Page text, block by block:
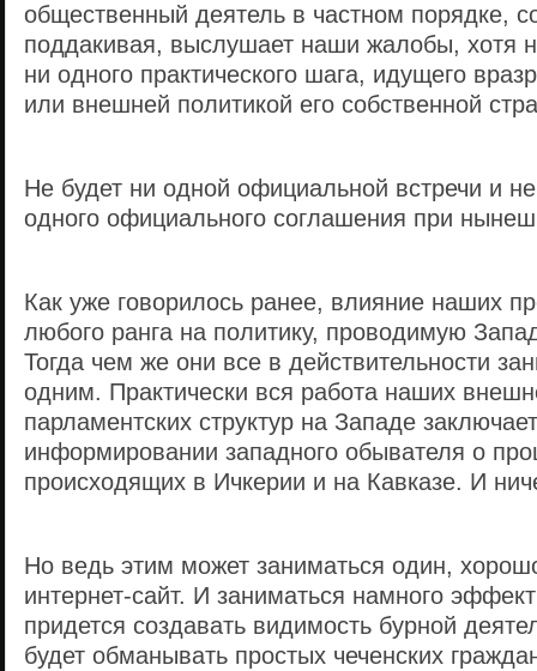
общественный деятель в частном порядке,
поддакивая, выслушает наши жалобы, хотя
ни одного практического шага, идущего
или внешней политикой его собственной
Не будет ни одной официальной встречи и
одного официального соглашения при
Как уже говорилось ранее, влияние наших
любого ранга на политику, проводимую
Тогда чем же они все в действительности
одним. Практически вся работа наших
парламентских структур на Западе
информировании западного обывателя о
происходящих в Ичкерии и на Кавказе. И
Но ведь этим может заниматься один,
интернет-сайт. И заниматься намного
придется создавать видимость бурной
будет обманывать простых чеченских